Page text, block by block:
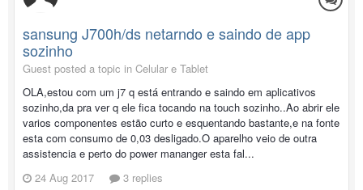
sansung J700h/ds netarndo e saindo de app
sozinho
Guest posted a topic in Celular e Tablet
OLA,estou com um j7 q está entrando e saindo em aplicativos
sozinho,da pra ver q ele fica tocando na touch sozinho..Ao abrir ele
varios componentes estão curto e esquentando bastante,e na fonte
esta com consumo de 0,03 desligado.O aparelho veio de outra
assistencia e perto do power mananger esta fal...
24 Aug 2017
3 replies